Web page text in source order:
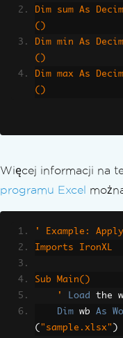
Dim sum As
()
Dim min As
()
Dim max As
()
Więcej informacji na
programu Excel
' Example:
Imports IronXL
Sub Main()
    '
Load
the
Dim wb As
( "sample.xlsx" )